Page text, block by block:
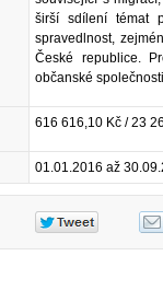
širší sdílení témat
spravedlnost,
České republice.
občanské
616 616,10 Kč / 23
01.01.2016 až